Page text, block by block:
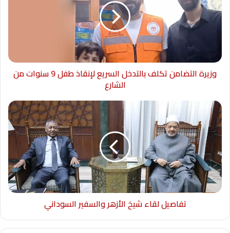
وزيرة التضامن تكلف بالتدخل السريع لإنقاذ طفل 9 سنوات من
الشارع
تفاصيل لقاء شيخ الأزهر والسفير السوداني